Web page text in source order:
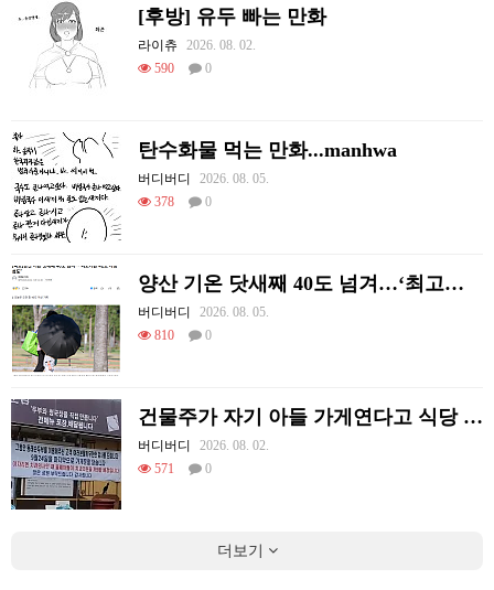
[후방] 유두 빠는 만화
라이츄
2026. 08. 02.
590
0
탄수화물 먹는 만화...manhwa
버디버디
2026. 08. 05.
378
0
양산 기온 닷새째 40도 넘겨…‘최고기온 42도 가능성도’
버디버디
2026. 08. 05.
810
0
건물주가 자기 아들 가게연다고 식당 폐업시킴
버디버디
2026. 08. 02.
571
0
더보기